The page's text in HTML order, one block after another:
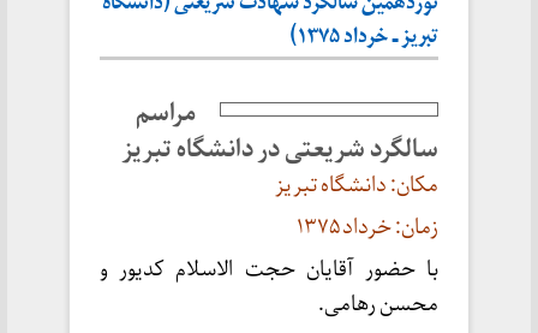
تبریز ـ خرداد ۱۳۷۵)
مراسم
سالگرد شریعتی در دانشگاه تبریز
مکان: دانشگاه تبریز
زمان: خرداد ۱۳۷۵
با حضور آقایان حجت الاسلام کدیور و
محسن رهامی.